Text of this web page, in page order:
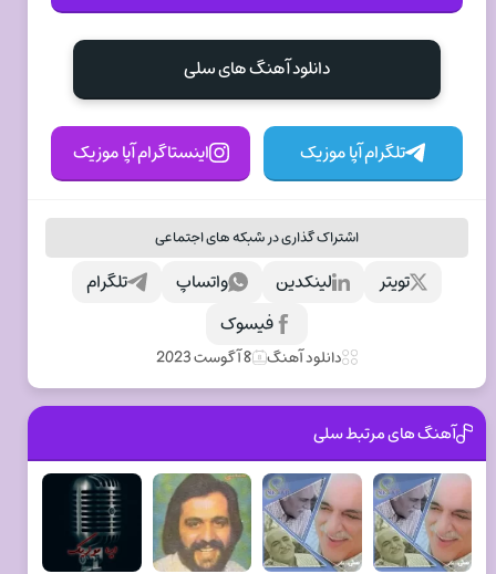
دانلود آهنگ های سلی
تلگرام آپا موزیک اینستاگرام آپا موزیک
اشتراک گذاری در شبکه های اجتماعی
تلگرام واتساپ لینکدین
تویتر
فیسوک
دانلود آهنگ 8 آگوست 2023
آهنگ های مرتبط سلی